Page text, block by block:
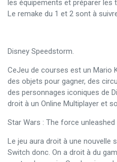
les équipements et préparer les
Le remake du 1 et 2 sont à
Disney Speedstorm.
CeJeu de courses est un Mario
des objets pour gagner, des
des personnages iconiques de
droit à un Online Multiplayer et
Star Wars : The force unleashed
Le jeu aura droit à une nouvelle
Switch donc. On a droit à du